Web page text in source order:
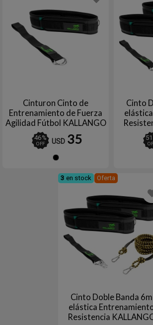
Cinturon Cinto de
Entrenamiento de Fuerza
Agilidad Fútbol KALLANGO
46%
OFF USD 35
Cinto
51
3 en stock Oferta
Cinto Doble Banda 6m
elástica
Resistencia